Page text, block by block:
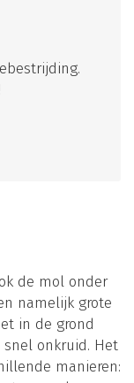
de mol onder
namelijk grote
in de grond
onkruid. Het
manieren: